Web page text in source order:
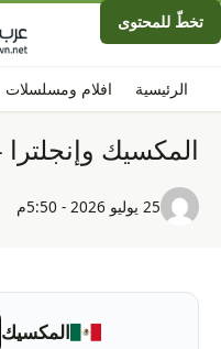
تخطّ للمحتوى
الرئيسية افلام ومسلسلات
المكسيك وإنجلترا —
25 يوليو 2026 - 5:50م
المكسيك